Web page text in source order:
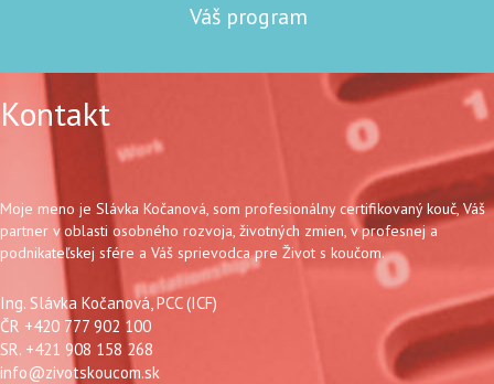
Váš program
Kontakt
Moje meno je Slávka Kočanová, som profesionálny certifikovaný kouč, Váš
partner v oblasti osobného rozvoja, životných zmien, v profesnej a
podnikateľskej sfére a Váš sprievodca pre Život s koučom.
Ing. Slávka Kočanová, PCC (ICF)
ČR +420 777 902 100
SR. +421 908 158 268
info@zivotskoucom.sk